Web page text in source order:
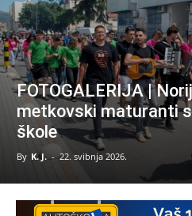
FOTOGALERIJA |
metkovski maturanti
škole
By K. J. - 22. svibnja 2026.